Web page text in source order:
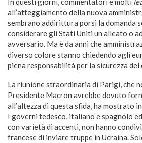
all’atteggiamento della nuova
sembrano addirittura porsi la domanda
considerare gli Stati Uniti un alleato o
avversario. Ma è da anni che
diverso colore stanno chiedendo agli
piena responsabilità per la sicurezza
La riunione straordinaria di Parigi, che
Presidente Macron avrebbe dovuto
all’altezza di questa sfida, ha mostrato
I governi tedesco, italiano e spagnolo
con varietà di accenti, non hanno
francese di inviare truppe in Ucraina.